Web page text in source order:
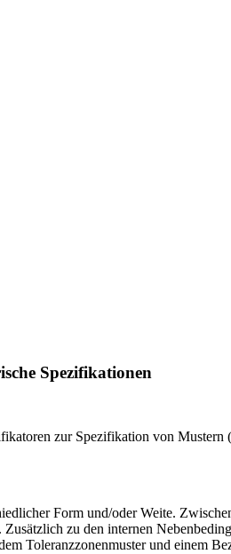
Spezifikationen
zur Spezifikation von
Form und/oder Weite.
zu den internen
Toleranzzonenmuster und einem